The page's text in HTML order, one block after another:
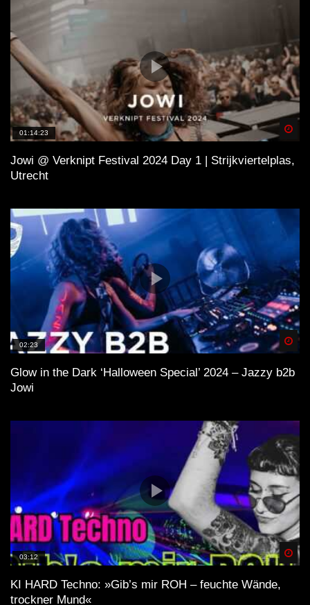
01:14:23
Jowi @ Verknipt Festival 2024 Day 1 | Strijkviertelplas,
Utrecht
02:23
Glow in the Dark ‘Halloween Special’ 2024 – Jazzy b2b
Jowi
03:12
KI HARD Techno: »Gib’s mir ROH – feuchte Wände,
trockner Mund«